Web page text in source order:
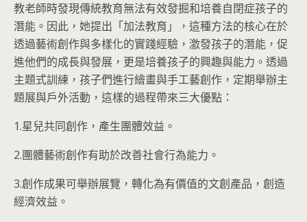
教老師時發現傳統教育無法有效發掘和培養自閉症孩子的
潛能。因此，她提出「加法教育」，這種方法的核心在於
透過藝術創作與多樣化的實踐經驗，激發孩子的潛能，促
進他們的成長與發展，更是培養孩子的興趣與能力。透過
主題式訓練，孩子們進行繪畫與手工藝創作，定期舉辦主
題展與戶外活動，這樣的過程帶來三大優點：
1.星兒共同創作，產生團體效益。
2.團體藝術創作有助於改善社會行為能力。
3.創作成果可舉辦展覽，轉化為有價值的文創產品，創造
經濟效益。